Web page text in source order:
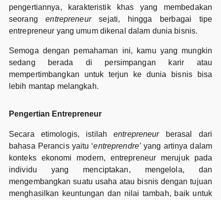
pengertiannya, karakteristik khas yang membedakan
seorangentrepreneursejati, hingga berbagai tipe
entrepreneur yang umum dikenal dalam dunia bisnis.
Semoga dengan pemahaman ini, kamu yang mungkin
sedang berada di persimpangan karir atau
mempertimbangkan untuk terjun ke dunia bisnis bisa
lebih mantap melangkah.
Pengertian Entrepreneur
Secara etimologis, istilahentrepreneurberasal dari
bahasa Perancis yaitu ‘entreprendre’ yang artinya dalam
konteks ekonomi modern, entrepreneur merujuk pada
individu yang menciptakan, mengelola, dan
mengembangkan suatu usaha atau bisnis dengan tujuan
menghasilkan keuntungan dan nilai tambah, baik untuk